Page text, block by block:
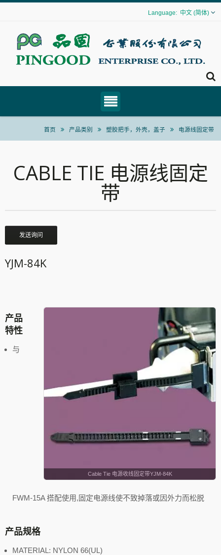
中文 (简体)
首页 产品类别 塑胶把手，外壳，盖子 电源线固定带
CABLE TIE 电源线固定
带
发送询问
YJM-84K
Cable Tie 电源收线固定带YJM-84K
产品
特性
与
FWM-15A 搭配使用,固定电源线使不致掉落或因外力而松脱
产品规格
MATERIAL: NYLON 66(UL)